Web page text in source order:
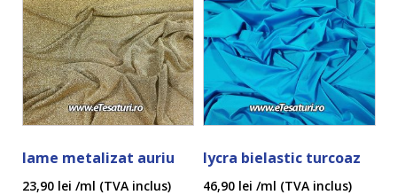
lame metalizat auriu
23,90 lei /ml (TVA inclus)
lycra bielastic turcoaz
46,90 lei /ml (TVA inclus)